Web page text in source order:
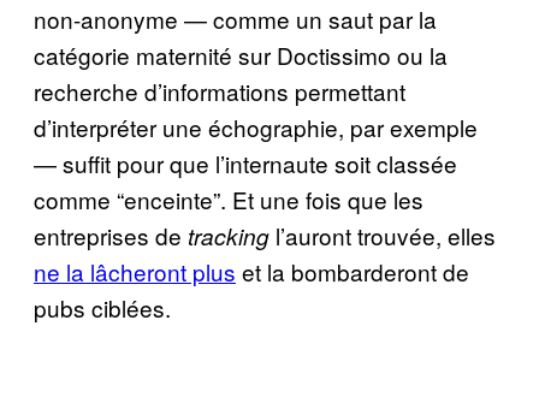
non-anonyme — comme un saut par la
catégorie maternité sur Doctissimo ou la
recherche d’informations permettant
d’interpréter une échographie, par exemple
— suffit pour que l’internaute soit classée
comme “enceinte”. Et une fois que les
entreprises de tracking l’auront trouvée, elles
ne la lâcheront plus et la bombarderont de
pubs ciblées.